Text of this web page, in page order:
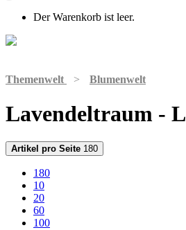
Der Warenkorb ist leer.
Themenwelt > Blumenwelt
Lavendeltraum -
Artikel pro Seite 180
180
10
20
60
100